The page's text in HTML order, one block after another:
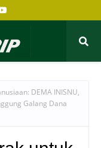
DEMA INISNU,
Galang Dana